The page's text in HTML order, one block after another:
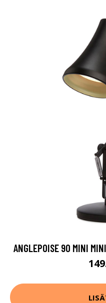
ANGLEPOISE 90 MINI